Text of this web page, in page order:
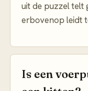
uit de puzzel telt
erbovenop leidt
Is een